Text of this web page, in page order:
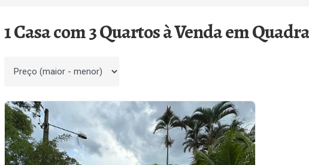
1 Casa com 3 Quartos à Venda em
Ordenar por